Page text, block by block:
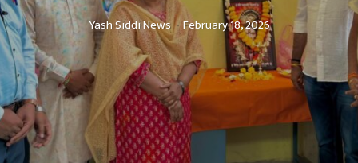
Yash Siddi News - February 18, 2026